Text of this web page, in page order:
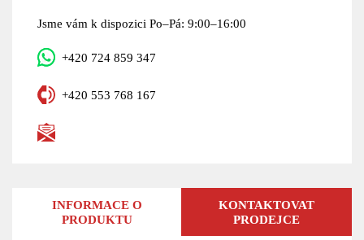
Jsme vám k dispozici Po–Pá: 9:00–16:00
+420 724 859 347
+420 553 768 167
INFORMACE O
PRODUKTU
KONTAKTOVAT
PRODEJCE